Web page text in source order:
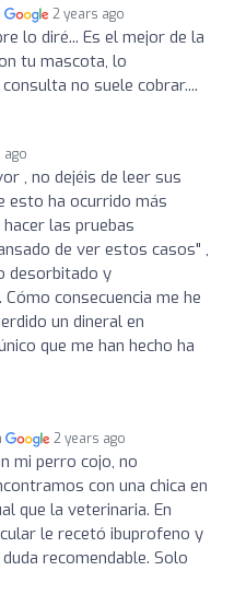
2 years ago
lo diré... Es el mejor de la
tu mascota, lo
no suele cobrar....
ago
, no dejéis de leer sus
esto ha ocurrido más
las pruebas
de ver estos casos" ,
desorbitado y
consecuencia me he
un dineral en
que me han hecho ha
2 years ago
mi perro cojo, no
con una chica en
que la veterinaria. En
le recetó ibuprofeno y
recomendable. Solo